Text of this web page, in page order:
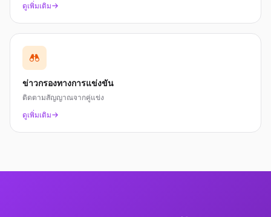
ดูเพิ่มเติม
ข่าวกรองทางการแข่งขัน
ติดตามสัญญาณจากคู่แข่ง
ดูเพิ่มเติม